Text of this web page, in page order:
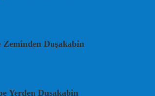
Zeminden Duşakabin
Yerden Duşakabin